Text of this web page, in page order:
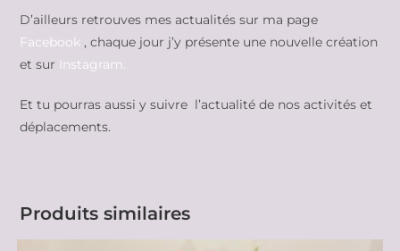
D’ailleurs retrouves mes actualités sur ma page
Facebook , chaque jour j’y présente une nouvelle création
et sur Instagram.
Et tu pourras aussi y suivre l’actualité de nos activités et
déplacements.
Produits similaires